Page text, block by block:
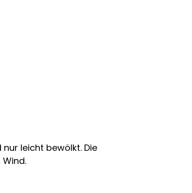
leicht bewölkt. Die